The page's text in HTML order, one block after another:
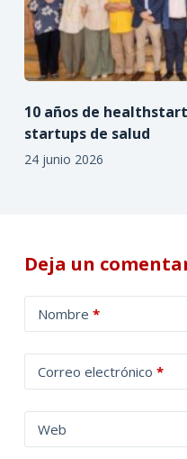
10 años de
startups de salud
24 junio 2026
Deja un
Nombre *
Correo electrónico *
Web
l
t
a